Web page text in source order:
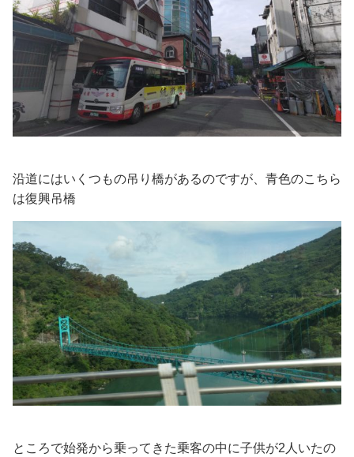
沿道にはいくつもの吊り橋があるのですが、青色のこちら
は復興吊橋
ところで始発から乗ってきた乗客の中に子供が2人いたの